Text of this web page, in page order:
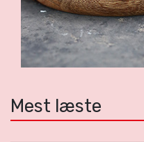
Mest læste